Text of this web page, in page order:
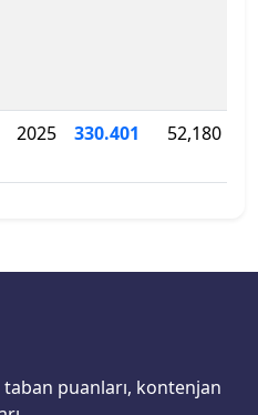
2025 330.401 52,180
puanları, kontenjan